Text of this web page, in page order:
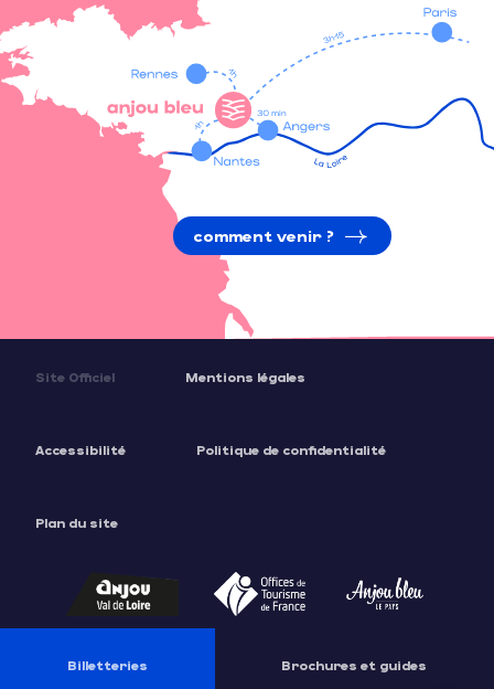
Prestations
Contacter par email
comment venir ?
Site Officiel Mentions légales
Accessibilité Politique de confidentialité
Plan du site
Billetteries Brochures et guides